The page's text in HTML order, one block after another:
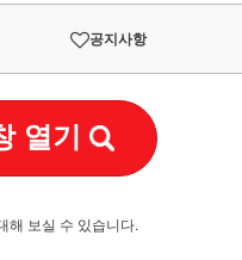
공지사항
열기
해 보실 수 있습니다.